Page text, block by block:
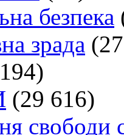
безпека
зрада
(29 616)
свободи